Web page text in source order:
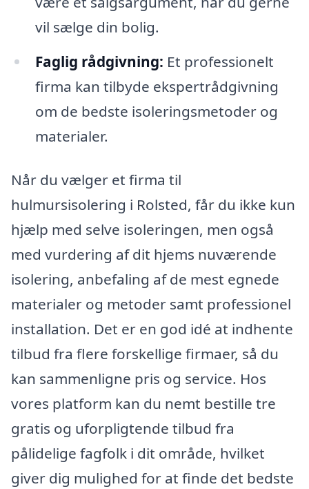
vil sælge din bolig.
Faglig rådgivning: Et professionelt
firma kan tilbyde ekspertrådgivning
om de bedste isoleringsmetoder og
materialer.
Når du vælger et firma til
hulmursisolering i Rolsted, får du ikke kun
hjælp med selve isoleringen, men også
med vurdering af dit hjems nuværende
isolering, anbefaling af de mest egnede
materialer og metoder samt professionel
installation. Det er en god idé at indhente
tilbud fra flere forskellige firmaer, så du
kan sammenligne pris og service. Hos
vores platform kan du nemt bestille tre
gratis og uforpligtende tilbud fra
pålidelige fagfolk i dit område, hvilket
giver dig mulighed for at finde det bedste